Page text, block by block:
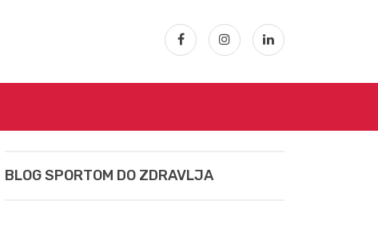
BLOG SPORTOM DO ZDRAVLJA